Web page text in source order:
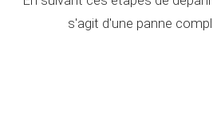
s'agit d'une panne